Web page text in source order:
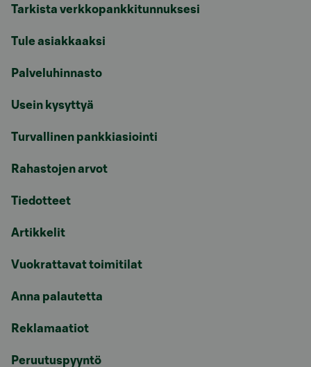
Tarkista verkkopankkitunnuksesi
Tule asiakkaaksi
Palveluhinnasto
Usein kysyttyä
Turvallinen pankkiasiointi
Rahastojen arvot
Tiedotteet
Artikkelit
Vuokrattavat toimitilat
Anna palautetta
Reklamaatiot
Peruutuspyyntö